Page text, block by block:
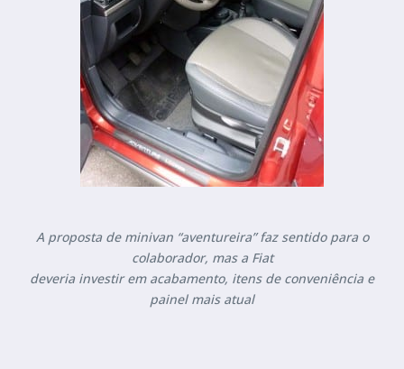
A proposta de minivan “aventureira” faz sentido para o
colaborador, mas a Fiat
deveria investir em acabamento, itens de conveniência e
painel mais atual